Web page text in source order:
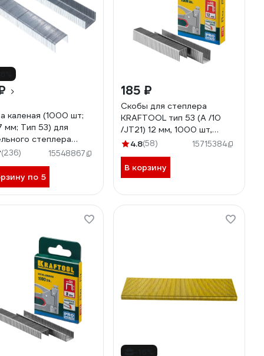
каленая (1000 шт;
мм; Тип 53) для
степлера
655002
(236) 15548867
по 5
185 ₽
Скобы для степлера
KRAFTOOL тип 53 (A /10
/JT21) 12 мм, 1000 шт,
калибр 23GA, 31670-12
4.8(58) 15715384
В корзину